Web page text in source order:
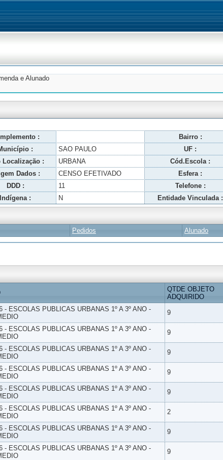
e Alunado
: Bairro :
: SAO PAULO UF :
Localização : URBANA Cód.Escola :
Dados : CENSO EFETIVADO Esfera :
DDD : 11 Telefone :
Indígena : N Entidade Vinculada :
Pedidos Alunado
QTDE OBJETO
ADQUIRIDO
- ESCOLAS PUBLICAS URBANAS 1º A 3º ANO -
9
- ESCOLAS PUBLICAS URBANAS 1º A 3º ANO -
9
- ESCOLAS PUBLICAS URBANAS 1º A 3º ANO -
9
- ESCOLAS PUBLICAS URBANAS 1º A 3º ANO -
9
- ESCOLAS PUBLICAS URBANAS 1º A 3º ANO -
9
- ESCOLAS PUBLICAS URBANAS 1º A 3º ANO -
2
- ESCOLAS PUBLICAS URBANAS 1º A 3º ANO -
9
- ESCOLAS PUBLICAS URBANAS 1º A 3º ANO -
9